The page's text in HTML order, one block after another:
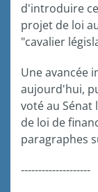
d'introduire
projet de loi
"cavalier
Une avancée
aujourd'hui,
voté au
de loi de
paragraphes
--------------------